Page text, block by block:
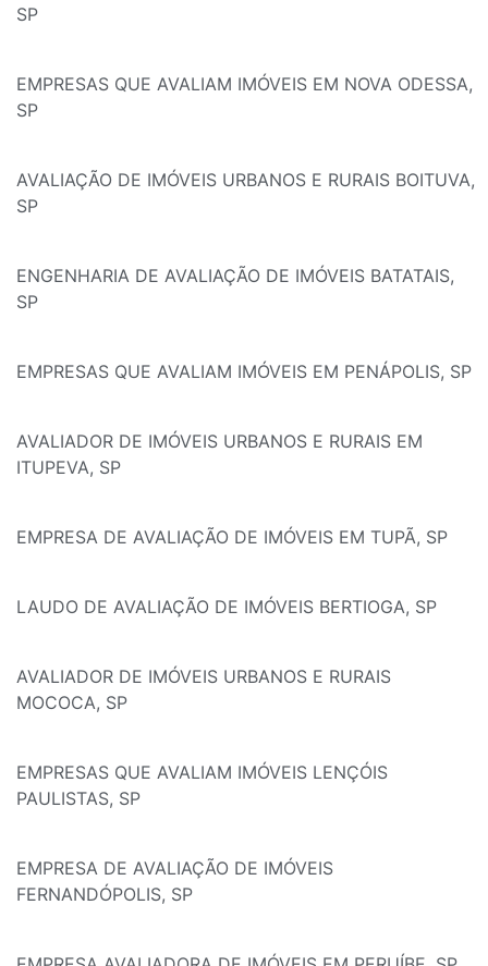
SP
EMPRESAS QUE AVALIAM IMÓVEIS EM NOVA ODESSA,
SP
AVALIAÇÃO DE IMÓVEIS URBANOS E RURAIS BOITUVA,
SP
ENGENHARIA DE AVALIAÇÃO DE IMÓVEIS BATATAIS,
SP
EMPRESAS QUE AVALIAM IMÓVEIS EM PENÁPOLIS, SP
AVALIADOR DE IMÓVEIS URBANOS E RURAIS EM
ITUPEVA, SP
EMPRESA DE AVALIAÇÃO DE IMÓVEIS EM TUPÃ, SP
LAUDO DE AVALIAÇÃO DE IMÓVEIS BERTIOGA, SP
AVALIADOR DE IMÓVEIS URBANOS E RURAIS
MOCOCA, SP
EMPRESAS QUE AVALIAM IMÓVEIS LENÇÓIS
PAULISTAS, SP
EMPRESA DE AVALIAÇÃO DE IMÓVEIS
FERNANDÓPOLIS, SP